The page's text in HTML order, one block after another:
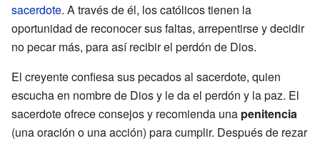
sacerdote. A través de él, los católicos tienen la
oportunidad de reconocer sus faltas, arrepentirse y decidir
no pecar más, para así recibir el perdón de Dios.
El creyente confiesa sus pecados al sacerdote, quien
escucha en nombre de Dios y le da el perdón y la paz. El
sacerdote ofrece consejos y recomienda una penitencia
(una oración o una acción) para cumplir. Después de rezar